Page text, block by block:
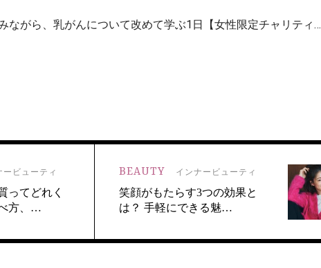
ながら、乳がんについて改めて学ぶ1日【女性限定チャリティ…
ービューティ
ってどれく
方、…
BEAUTY インナービューティ
笑顔がもたらす3つの効果と
は？ 手軽にできる魅…